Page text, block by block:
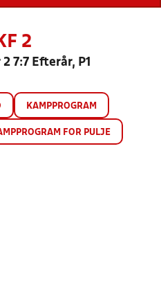
2
7:7 Efterår, P1
KAMPPROGRAM
FOR PULJE